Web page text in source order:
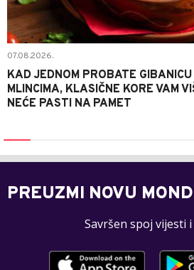
07.08.2026.
KAD JEDNOM PROBATE
MLINCIMA, KLASIČNE KORE VAM
NEĆE PASTI NA PAMET
PREUZMI NOVU
Savršen spoj vijesti i